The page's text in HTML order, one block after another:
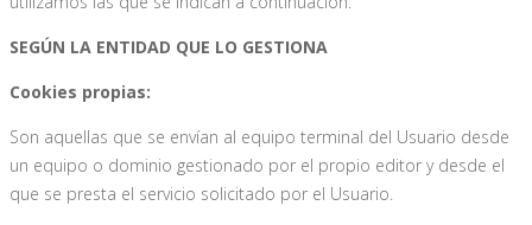
SEGÚN LA ENTIDAD QUE LO GESTIONA
Cookies propias:
Son aquellas que se envían al equipo terminal del Usuario desde
un equipo o dominio gestionado por el propio editor y desde el
que se presta el servicio solicitado por el Usuario.